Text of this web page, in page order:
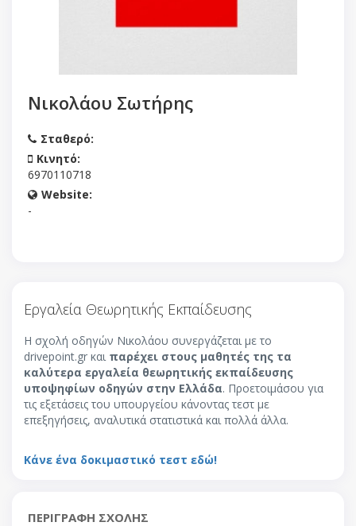
Νικολάου Σωτήρης
Σταθερό:
Κινητό:
6970110718
Website:
-
Εργαλεία Θεωρητικής Εκπαίδευσης
Η σχολή οδηγών Νικολάου συνεργάζεται με το
drivepoint.gr και παρέχει στους μαθητές της τα
καλύτερα εργαλεία θεωρητικής εκπαίδευσης
υποψηφίων οδηγών στην Ελλάδα. Προετοιμάσου για
τις εξετάσεις του υπουργείου κάνοντας τεστ με
επεξηγήσεις, αναλυτικά στατιστικά και πολλά άλλα.
Κάνε ένα δοκιμαστικό τεστ εδώ!
ΠΕΡΙΓΡΑΦΗ ΣΧΟΛΗΣ